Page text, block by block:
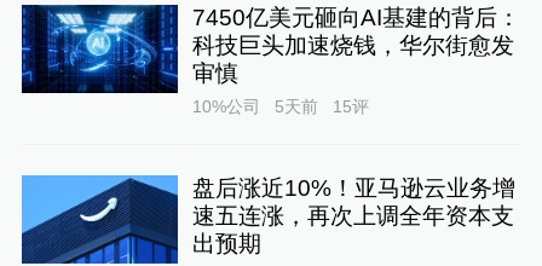
7450亿美元砸向AI基建的背后：
科技巨头加速烧钱，华尔街愈发
审慎
10%公司 5天前 15评
盘后涨近10%！亚马逊云业务增
速五连涨，再次上调全年资本支
出预期